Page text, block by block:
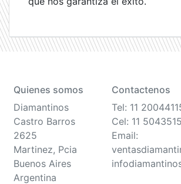
Quienes somos
Diamantinos
Castro Barros
2625
Martinez, Pcia
Buenos Aires
Argentina
Contactenos
Tel: 11
Cel: 11
Email: